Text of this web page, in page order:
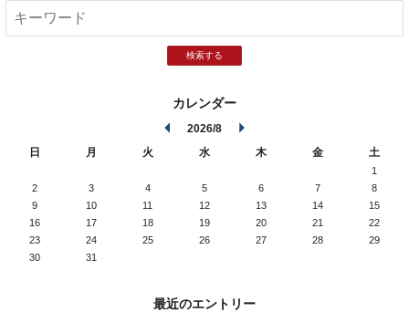
検索する
カレンダー
2026/8
日
月 火 水 木 金 土
1
2
3 4 5 6 7
8
9
10 11 12 13 14
15
16
17 18 19 20 21
22
23
24 25 26 27 28
29
30
31
最近のエントリー